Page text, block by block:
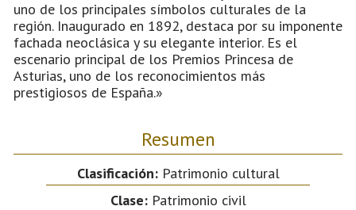
uno de los principales símbolos culturales de la
región. Inaugurado en 1892, destaca por su imponente
fachada neoclásica y su elegante interior. Es el
escenario principal de los Premios Princesa de
Asturias, uno de los reconocimientos más
prestigiosos de España.»
Resumen
Clasificación:Patrimonio cultural
Clase:Patrimonio civil